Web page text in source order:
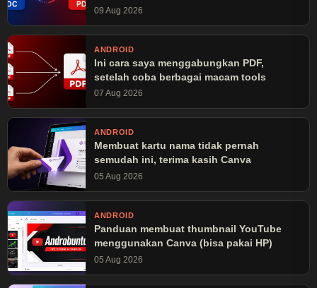
09 Aug 2026
ANDROID
Ini cara saya menggabungkan PDF,
setelah coba berbagai macam tools
07 Aug 2026
ANDROID
Membuat kartu nama tidak pernah
semudah ini, terima kasih Canva
05 Aug 2026
ANDROID
Panduan membuat thumbnail YouTube
menggunakan Canva (bisa pakai HP)
05 Aug 2026